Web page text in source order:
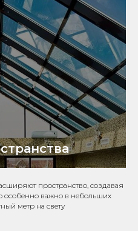
пространство, создавая
особенно важно в небольших
метр на свету